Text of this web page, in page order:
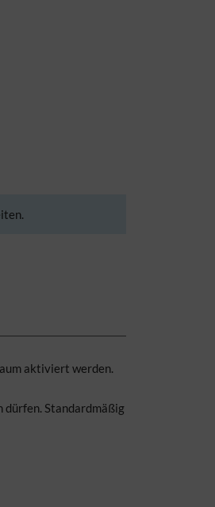
aktiviert werden.
Standardmäßig